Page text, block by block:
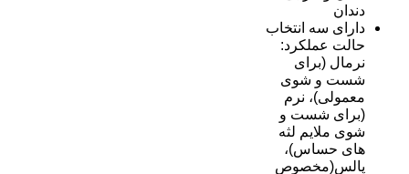
دندان
دارای سه انتخاب
حالت عملکرد:
نرمال (برای
شست و شوی
معمولی)، نرم
(برای شست و
شوی ملایم لثه
های حساس)،
پالس(مخصوص